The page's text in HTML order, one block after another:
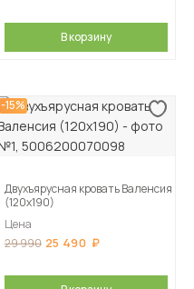
В корзину
-15%
Двухъярусная кровать Валенсия
(120х190)
Цена
29 990 25 490